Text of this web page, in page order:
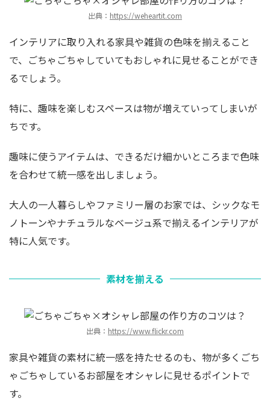
出典： https://weheartit.com
インテリアに取り入れる家具や雑貨の色味を揃えること
で、ごちゃごちゃしていてもおしゃれに見せることができ
るでしょう。
特に、趣味を楽しむスペースは物が増えていってしまいが
ちです。
趣味に使うアイテムは、できるだけ細かいところまで色味
を合わせて統一感を出しましょう。
大人の一人暮らしやファミリー層のお家では、シックなモ
ノトーンやナチュラルなベージュ系で揃えるインテリアが
特に人気です。
素材を揃える
出典： https://www.flickr.com
家具や雑貨の素材に統一感を持たせるのも、物が多くごち
ゃごちゃしているお部屋をオシャレに見せるポイントで
す。